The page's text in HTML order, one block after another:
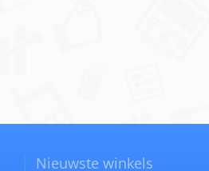
Nieuwste winkels